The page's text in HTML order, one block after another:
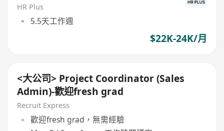
HR Plus
5.5天工作週
$22K-24K/月
<大公司> Project Coordinator (Sales
Admin)-歡迎fresh grad
Recruit Express
歡迎fresh grad，無需經驗